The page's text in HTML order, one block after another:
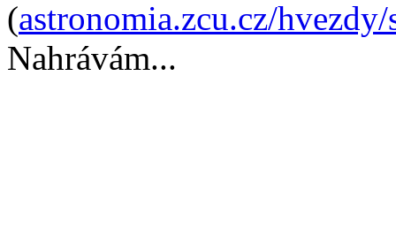
(astronomia.zcu.cz/
Nahrávám...